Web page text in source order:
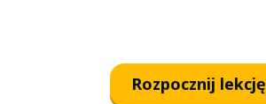
Rozpocznij lekcję